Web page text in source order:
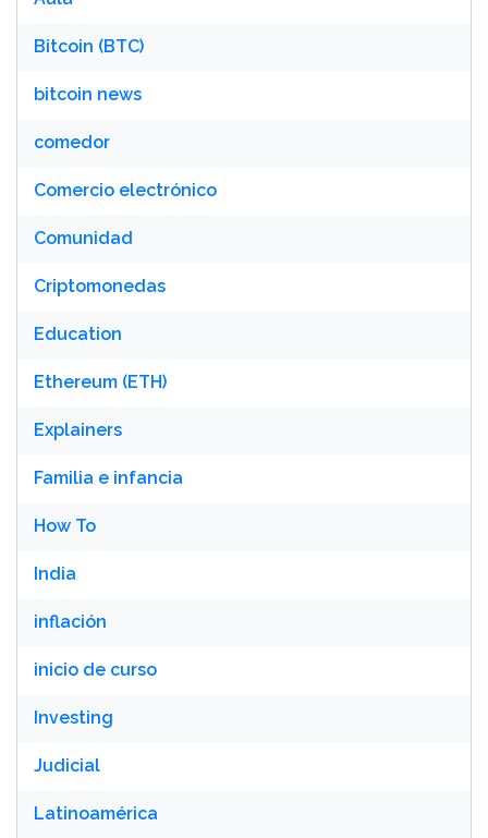
Bitcoin (BTC)
bitcoin news
comedor
Comercio electrónico
Comunidad
Criptomonedas
Education
Ethereum (ETH)
Explainers
Familia e infancia
How To
India
inflación
inicio de curso
Investing
Judicial
Latinoamérica